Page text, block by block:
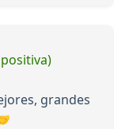
grandes